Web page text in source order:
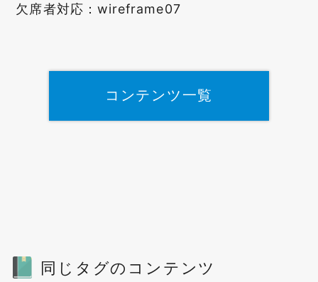
欠席者対応：wireframe07
コンテンツ一覧
同じタグのコンテンツ